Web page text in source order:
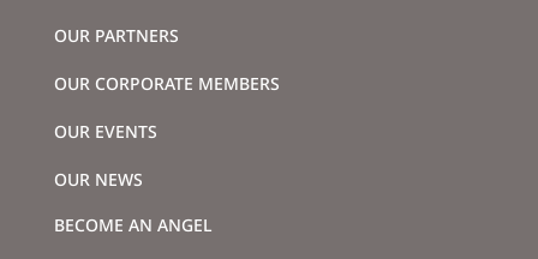
OUR PARTNERS
OUR CORPORATE MEMBERS
OUR EVENTS
OUR NEWS
BECOME AN ANGEL